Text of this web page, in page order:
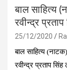
बाल साहित्य
रवीन्‍द्र प्रताप
25/12/2020
बाल साहित्‍य
रवीन्द्र प्रताप